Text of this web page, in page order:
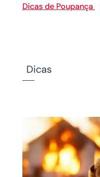
Dicas de Poupança
Dicas